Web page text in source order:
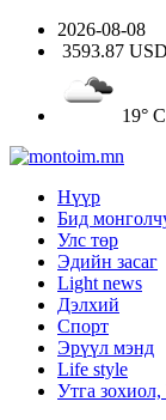
2026-08-08
3593.87 USD
19° C
Нүүр
Бид
Улс төр
Эдийн засаг
Light news
Дэлхий
Спорт
Эрүүл мэнд
Life style
Утга зохиол,